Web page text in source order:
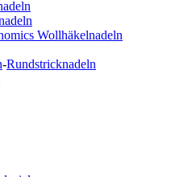
Wollhäkelnadeln
-Rundstricknadeln